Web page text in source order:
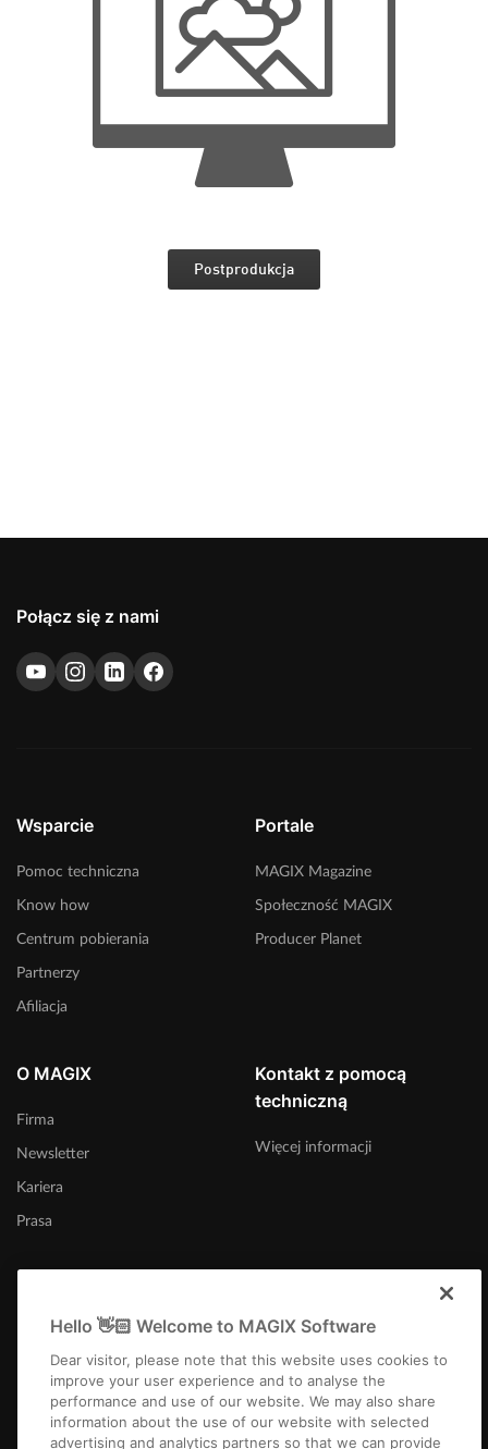
Postprodukcja
Połącz się z nami
Wsparcie
Pomoc techniczna
Know how
Centrum pobierania
Partnerzy
Afiliacja
Portale
MAGIX Magazine
Społeczność MAGIX
Producer Planet
O MAGIX
Firma
Newsletter
Kariera
Prasa
Kontakt z pomocą
techniczną
Więcej informacji
Polska
Hello 👋🏻 Welcome to MAGIX Software
Dear visitor, please note that this website uses cookies to
improve your user experience and to analyse the
performance and use of our website. We may also share
information about the use of our website with selected
advertising and analytics partners so that we can provide